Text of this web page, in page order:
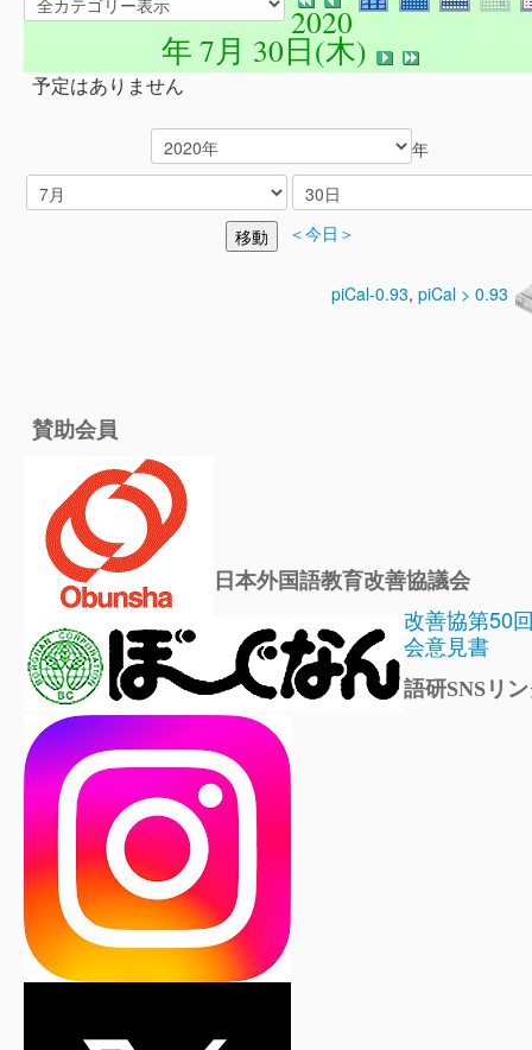
2020
年 7月 30日(木)
予定はありません
年
＜今日＞
piCal-0.93, piCal > 0.93
賛助会員
日本外国語教育改善協議会
改善協第50
会意見書
語研SNSリ